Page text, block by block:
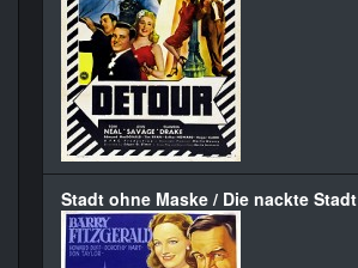
Stadt ohne Maske / Die nackte Stadt